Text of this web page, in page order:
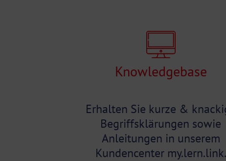
Knowledgebase
Erhalten Sie kurze &
Begriffsklärungen sowie
Anleitungen in unserem
Kundencenter my.lern.link.